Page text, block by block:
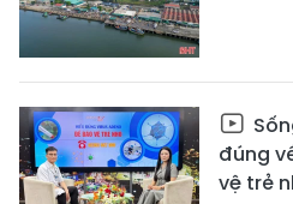
đúng
vệ trẻ